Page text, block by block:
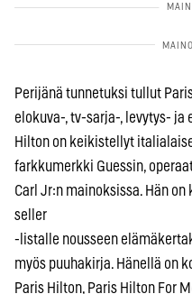
Perijänä tunnetuksi tullut
elokuva-, tv-sarja-, levytys-
Hilton on keikistellyt
farkkumerkki Guessin,
Carl Jr:n mainoksissa. Hän
seller
-listalle nousseen
myös puuhakirja. Hänellä on
Paris Hilton, Paris Hilton For